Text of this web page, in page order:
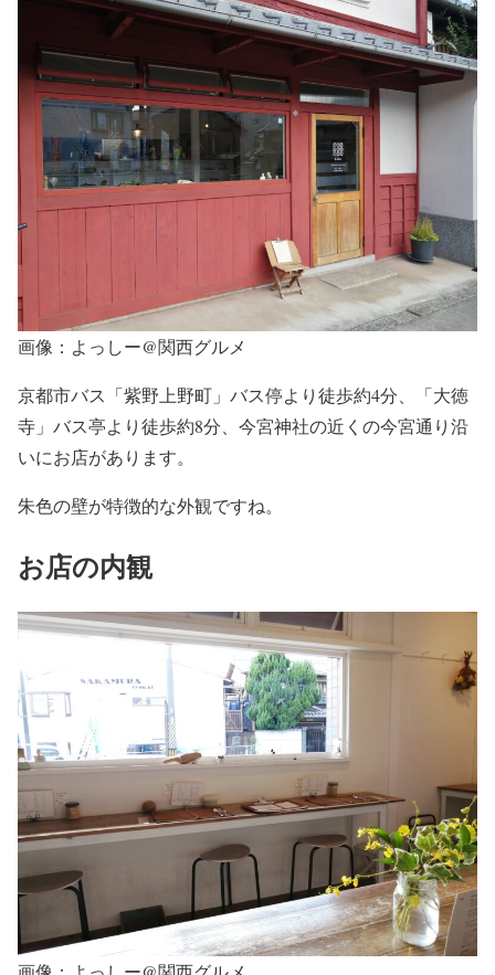
画像：よっしー@関西グルメ
京都市バス「紫野上野町」バス停より徒歩約4分、「大徳
寺」バス亭より徒歩約8分、今宮神社の近くの今宮通り沿
いにお店があります。
朱色の壁が特徴的な外観ですね。
お店の内観